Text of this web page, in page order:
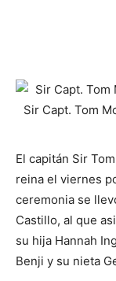
Sir Capt. Tom
El capitán Sir
reina el viernes
ceremonia se
Castillo, al que
su hija Hannah
Benji y su nieta